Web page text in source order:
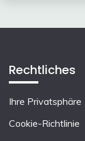
Rechtliches
Ihre Privatsphäre
Cookie-Richtlinie